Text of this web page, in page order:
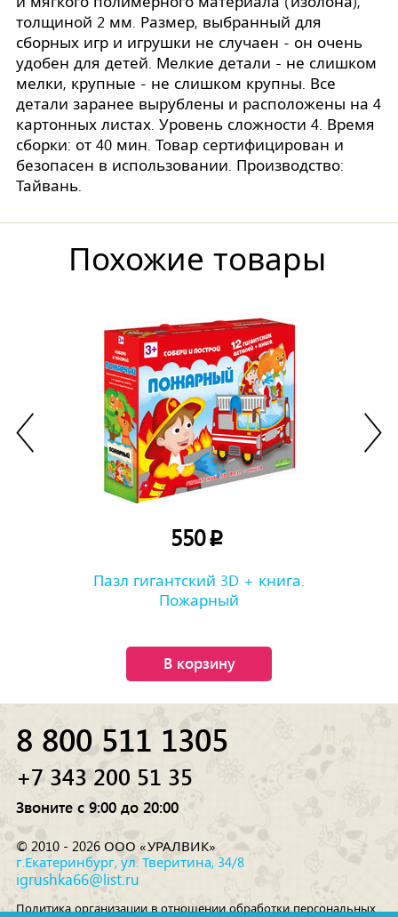
толщиной 2 мм. Размер, выбранный для
сборных игр и игрушки не случаен - он очень
удобен для детей. Мелкие детали - не слишком
мелки, крупные - не слишком крупны. Все
детали заранее вырублены и расположены на 4
картонных листах. Уровень сложности 4. Время
сборки: от 40 мин. Товар сертифицирован и
безопасен в использовании. Производство:
Тайвань.
Похожие товары
550p
Пазл гигантский 3D + книга.
Пожарный
В корзину
8 800 511 1305
+7 343 200 51 35
Звоните с 9:00 до 20:00
© 2010 - 2026 ООО «УРАЛВИК»
г.Екатеринбург, ул. Тверитина, 34/8
igrushka66@list.ru
Политика организации в отношении обработки персональных